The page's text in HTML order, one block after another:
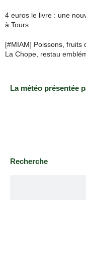
4 euros le livre : une
à Tours
[#MIAM] Poissons,
La Chope, restau
La météo présentée
Recherche